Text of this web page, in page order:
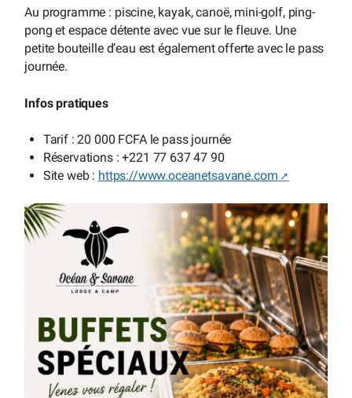
Au programme : piscine, kayak, canoë, mini-golf, ping-
pong et espace détente avec vue sur le fleuve. Une
petite bouteille d’eau est également offerte avec le pass
journée.
Infos pratiques
Tarif : 20 000 FCFA le pass journée
Réservations : +221 77 637 47 90
Site web : https://www.oceanetsavane.com